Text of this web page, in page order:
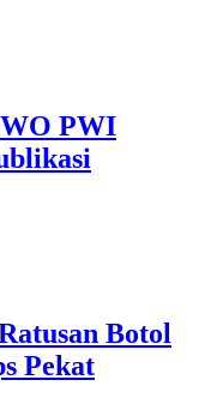
PWI
Botol
Pekat